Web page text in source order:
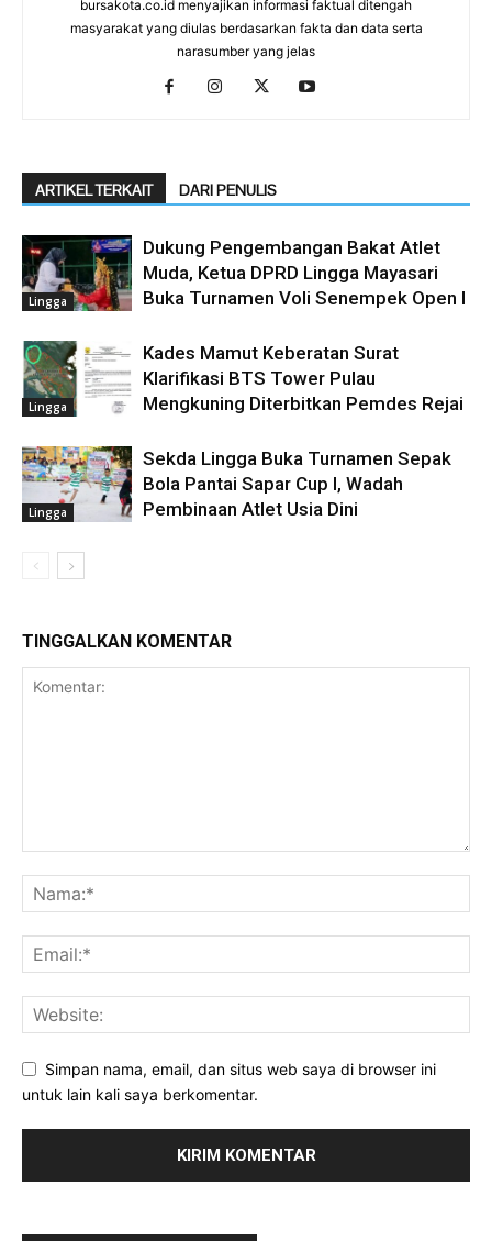
bursakota.co.id menyajikan informasi faktual ditengah
masyarakat yang diulas berdasarkan fakta dan data serta
narasumber yang jelas
ARTIKEL TERKAIT DARI PENULIS
Lingga
Dukung Pengembangan Bakat Atlet
Muda, Ketua DPRD Lingga Mayasari
Buka Turnamen Voli Senempek Open I
Lingga
Kades Mamut Keberatan Surat
Klarifikasi BTS Tower Pulau
Mengkuning Diterbitkan Pemdes Rejai
Lingga
Sekda Lingga Buka Turnamen Sepak
Bola Pantai Sapar Cup I, Wadah
Pembinaan Atlet Usia Dini
TINGGALKAN KOMENTAR
Simpan nama, email, dan situs web saya di browser ini
untuk lain kali saya berkomentar.